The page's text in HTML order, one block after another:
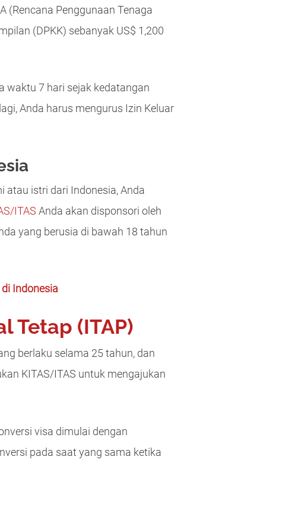
(Rencana Penggunaan Tenaga
(DPKK) sebanyak US$ 1,200
waktu 7 hari sejak kedatangan
Anda harus mengurus Izin Keluar
atau istri dari Indonesia, Anda
ITAS Anda akan disponsori oleh
yang berusia di bawah 18 tahun
Indonesia
Tetap (ITAP)
berlaku selama 25 tahun, dan
KITAS/ITAS untuk mengajukan
visa dimulai dengan
pada saat yang sama ketika